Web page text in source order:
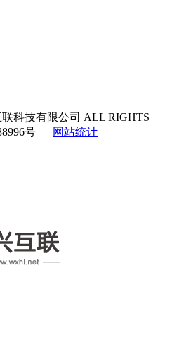
科技有限公司 ALL RIGHTS
号 网站统计